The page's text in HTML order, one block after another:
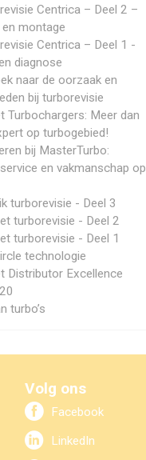
Centrica – Deel 2 –
montage
Centrica – Deel 1 -
diagnose
naar de oorzaak en
bij turborevisie
Turbochargers: Meer dan
op turbogebied!
bij MasterTurbo:
en vakmanschap op
turborevisie - Deel 3
turborevisie - Deel 2
turborevisie - Deel 1
technologie
Distributor Excellence
turbo’s
Volg ons
Facebook
LinkedIn